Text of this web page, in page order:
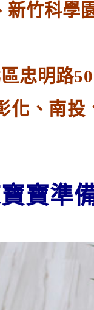
新竹科學
忠明路
化、南
寶寶準